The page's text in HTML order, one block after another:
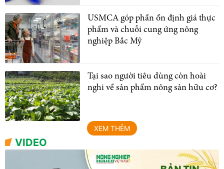
USMCA góp phần ổn định giá thực
phẩm và chuỗi cung ứng nông
nghiệp Bắc Mỹ
Tại sao người tiêu dùng còn hoài
nghi về sản phẩm nông sản hữu cơ?
XEM THÊM
VIDEO